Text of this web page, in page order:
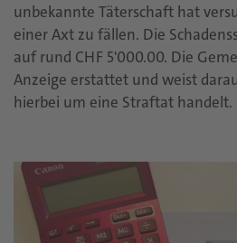
unbekannte Täterschaft hat
einer Axt zu fällen. Die
auf rund CHF 5'000.00. Die
Anzeige erstattet und weist
hierbei um eine Straftat handelt.